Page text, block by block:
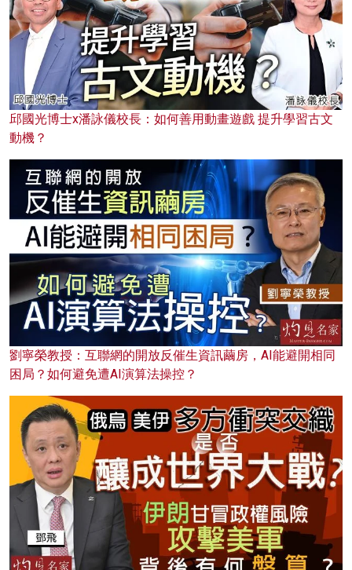
邱國光博士x潘詠儀校長：如何善用動畫遊戲 提升學習古文
動機？
劉寧榮教授：互聯網的開放反催生資訊繭房，AI能避開相同
困局？如何避免遭AI演算法操控？